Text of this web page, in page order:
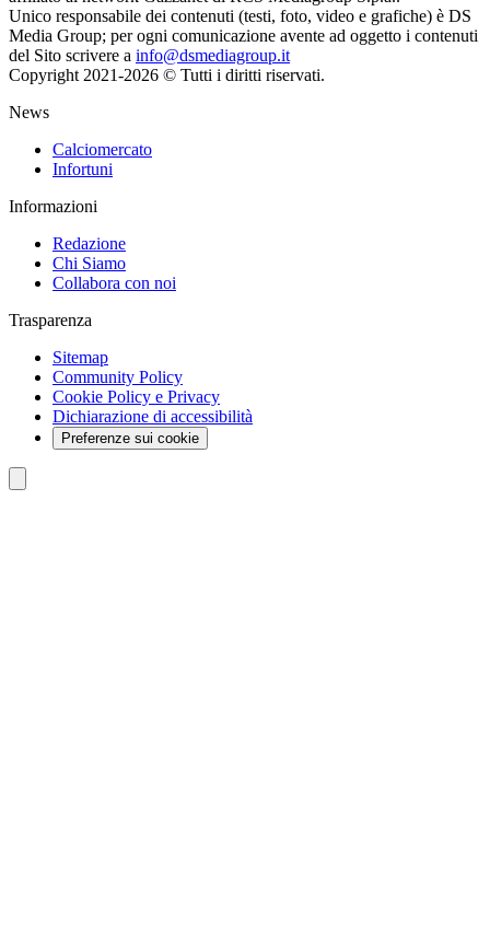
Unico responsabile dei contenuti (testi, foto, video e grafiche) è DS
Media Group; per ogni comunicazione avente ad oggetto i contenuti
del Sito scrivere a info@dsmediagroup.it
Copyright 2021-2026 © Tutti i diritti riservati.
News
Calciomercato
Infortuni
Informazioni
Redazione
Chi Siamo
Collabora con noi
Trasparenza
Sitemap
Community Policy
Cookie Policy e Privacy
Dichiarazione di accessibilità
Preferenze sui cookie